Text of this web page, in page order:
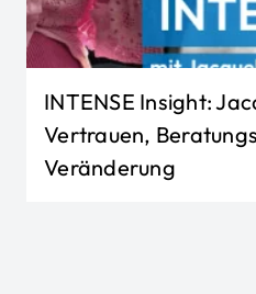
INTENSE Insight:
Vertrauen,
Veränderung